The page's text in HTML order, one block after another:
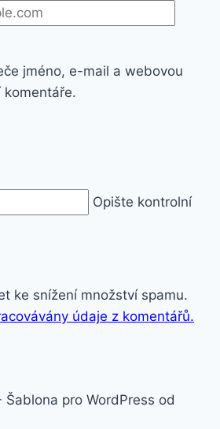
jméno, e-mail a webovou
komentáře.
Opište kontrolní
ke snížení množství spamu.
údaje z komentářů.
pro WordPress od